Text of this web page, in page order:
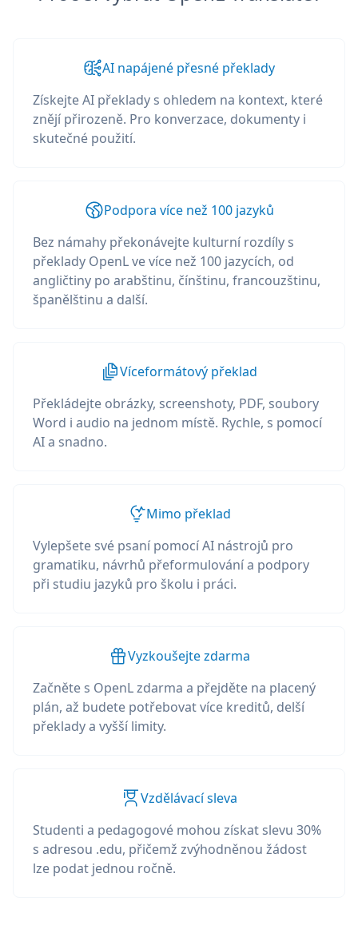
AI napájené přesné překlady
Získejte AI překlady s ohledem na kontext, které
znějí přirozeně. Pro konverzace, dokumenty i
skutečné použití.
Podpora více než 100 jazyků
Bez námahy překonávejte kulturní rozdíly s
překlady OpenL ve více než 100 jazycích, od
angličtiny po arabštinu, čínštinu, francouzštinu,
španělštinu a další.
Víceformátový překlad
Překládejte obrázky, screenshoty, PDF, soubory
Word i audio na jednom místě. Rychle, s pomocí
AI a snadno.
Mimo překlad
Vylepšete své psaní pomocí AI nástrojů pro
gramatiku, návrhů přeformulování a podpory
při studiu jazyků pro školu i práci.
Vyzkoušejte zdarma
Začněte s OpenL zdarma a přejděte na placený
plán, až budete potřebovat více kreditů, delší
překlady a vyšší limity.
Vzdělávací sleva
Studenti a pedagogové mohou získat slevu 30%
s adresou .edu, přičemž zvýhodněnou žádost
lze podat jednou ročně.